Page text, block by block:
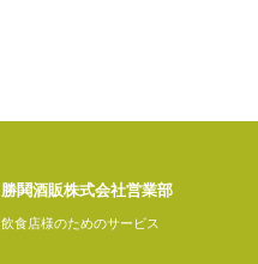
勝鬨酒販株式会社営業部
飲食店様のためのサービス